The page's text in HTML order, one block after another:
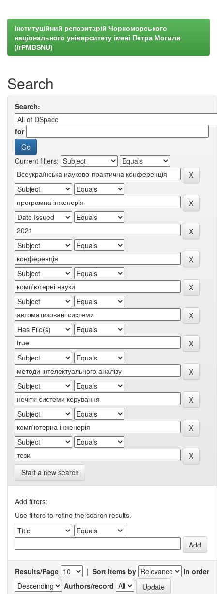
Інституційний репозитарій Чорноморського
національного університету імені Петра Могили
(irPMBSNU)
Search
Search:
for
Current filters:
Start a new search
Add filters:
Use filters to refine the search results.
Results/Page | Sort items by
In order
Authors/record